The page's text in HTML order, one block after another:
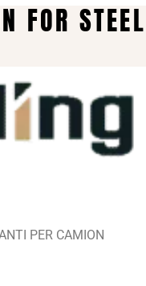
FOR STEEL
PER CAMION